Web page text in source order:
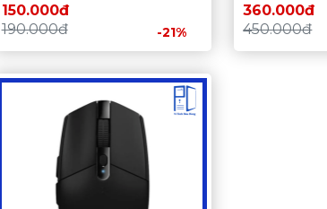
150.000đ
190.000đ
-21%
360.000đ
450.000đ